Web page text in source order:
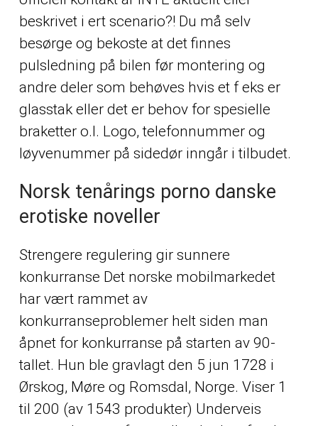
beskrivet i ert scenario?! Du må selv
besørge og bekoste at det finnes
pulsledning på bilen før montering og
andre deler som behøves hvis et f eks er
glasstak eller det er behov for spesielle
braketter o.l. Logo, telefonnummer og
løyvenummer på sidedør inngår i tilbudet.
Norsk tenårings porno danske
erotiske noveller
Strengere regulering gir sunnere
konkurranse Det norske mobilmarkedet
har vært rammet av
konkurranseproblemer helt siden man
åpnet for konkurranse på starten av 90-
tallet. Hun ble gravlagt den 5 jun 1728 i
Ørskog, Møre og Romsdal, Norge. Viser 1
til 200 (av 1543 produkter) Underveis